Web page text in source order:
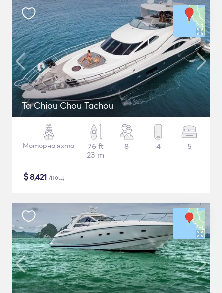
Ta Chiou Chou Tachou
Моторна яхта
76 ft
23 m
8 4 5
$8,421 /нощ